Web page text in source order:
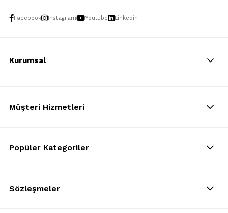
Facebook Instagram Youtube Linkedin
Kurumsal
Müşteri Hizmetleri
Popüler Kategoriler
Sözleşmeler